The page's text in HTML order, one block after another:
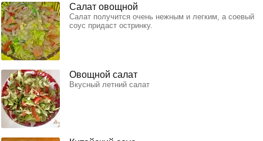
Салат овощной
Салат получится очень нежным и легким, а соевый
соус придаст остринку.
Овощной салат
Вкусный летний салат